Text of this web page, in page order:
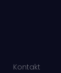
Kontakt